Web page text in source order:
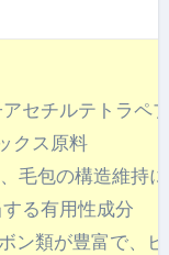
セチルテトラペ
クス原料
毛包の構造維持
る有用性成分
ン類が豊富で、